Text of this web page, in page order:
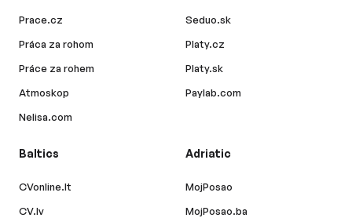
Prace.cz
Práca za rohom
Práce za rohem
Atmoskop
Nelisa.com
Seduo.sk
Platy.cz
Platy.sk
Paylab.com
Baltics
CVonline.lt
CV.lv
Adriatic
MojPosao
MojPosao.ba